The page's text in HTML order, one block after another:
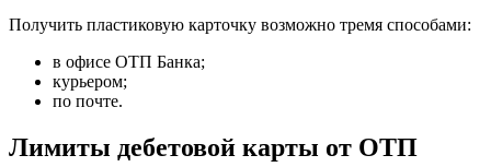
Получить пластиковую карточку возможно тремя способами:
в офисе ОТП Банка;
курьером;
по почте.
Лимиты дебетовой карты от ОТП